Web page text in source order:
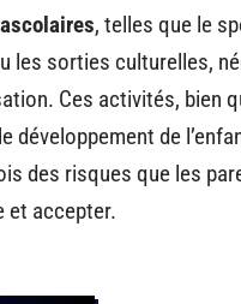
, telles que le
les sorties culturelles,
Ces activités, bien
développement de
des risques que les
et accepter.